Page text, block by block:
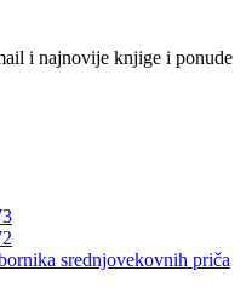
i najnovije knjige i ponude
srednjovekovnih priča